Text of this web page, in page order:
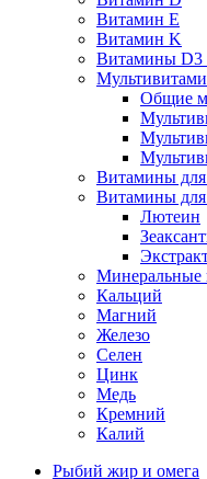
Витамин E
Витамин K
Витамины D3
Общие
Витамины для
Витамины для
Лютеин
Минеральные
Кальций
Магний
Железо
Селен
Цинк
Медь
Кремний
Калий
Рыбий жир и омега